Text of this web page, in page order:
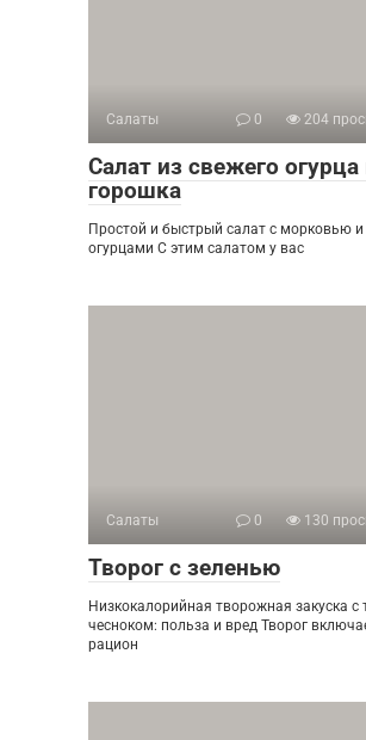
Салаты 0 204
Салат из свежего огурца
горошка
Простой и быстрый салат с морковью
огурцами С этим салатом у вас
Салаты 0 130
Творог с зеленью
Низкокалорийная творожная закуска с
чесноком: польза и вред Творог
рацион